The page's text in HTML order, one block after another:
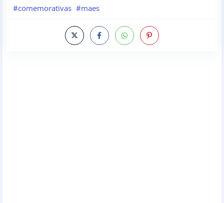
#comemorativas #maes